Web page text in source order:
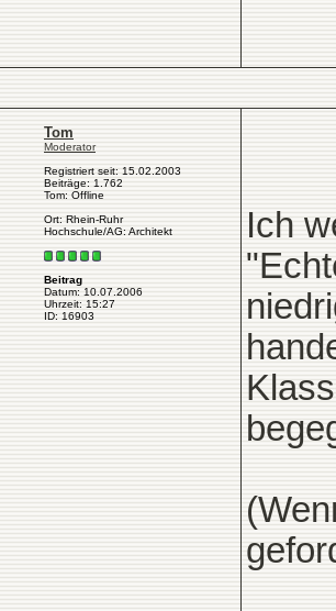
Tom
Moderator
Registriert seit: 15.02.2003
Beiträge: 1.762
Tom: Offline
Ort: Rhein-Ruhr
Hochschule/AG: Architekt
Beitrag
Datum: 10.07.2006
Uhrzeit: 15:27
ID: 16903
Ich